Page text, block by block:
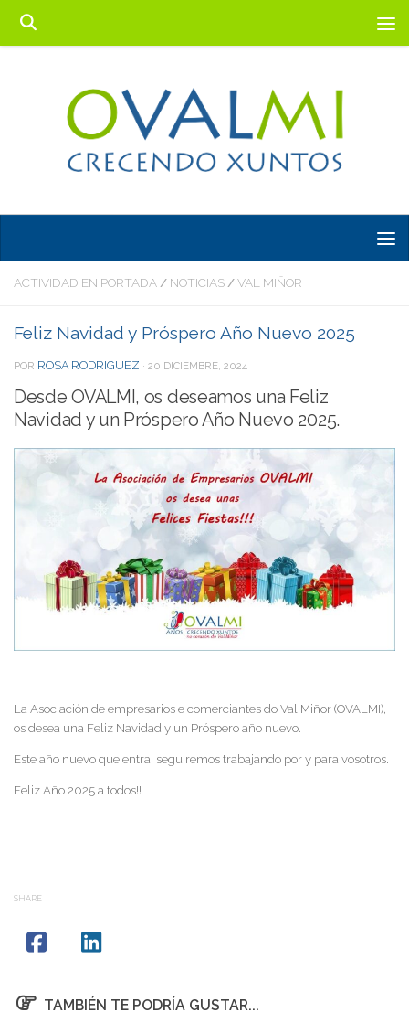
Saltar al contenido
ACTIVIDAD EN PORTADA / NOTICIAS / VAL MIÑOR
Feliz Navidad y Próspero Año Nuevo 2025
POR ROSA RODRIGUEZ · 20 DICIEMBRE, 2024
Desde OVALMI, os deseamos una Feliz
Navidad y un Próspero Año Nuevo 2025.
La Asociación de empresarios e comerciantes do Val Miñor (OVALMI),
os desea una Feliz Navidad y un Próspero año nuevo.
Este año nuevo que entra, seguiremos trabajando por y para vosotros.
Feliz Año 2025 a todos!!
SHARE
TAMBIÉN TE PODRÍA GUSTAR...